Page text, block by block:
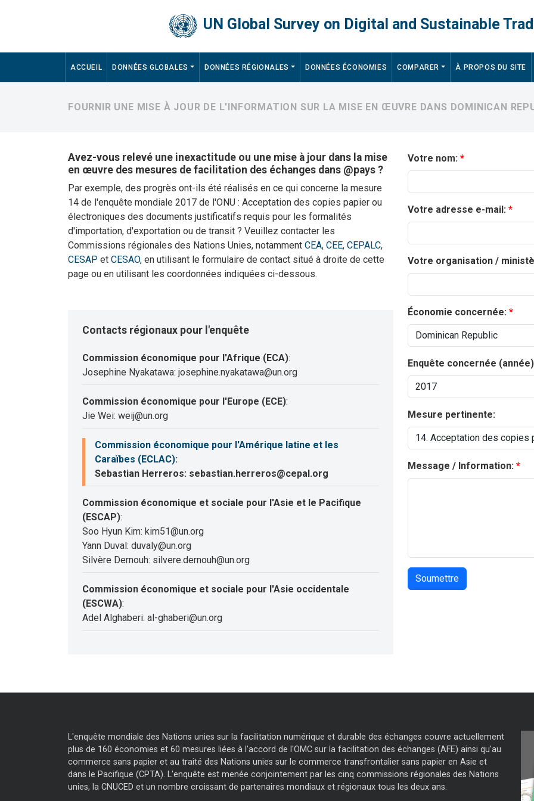
UN Global Survey on Digital and Sustainable
Main navigation
ACCUEIL DONNÉES GLOBALES DONNÉES RÉGIONALES DONNÉES ÉCONOMIES COMPARER À PROPOS DU SITE
FOURNIR UNE MISE À JOUR DE L'INFORMATION SUR LA MISE EN ŒUVRE DANS DOMINICAN
Avez-vous relevé une inexactitude ou une mise à jour dans la mise
en œuvre des mesures de facilitation des échanges dans @pays ?
Par exemple, des progrès ont-ils été réalisés en ce qui concerne la mesure
14 de l'enquête mondiale 2017 de l'ONU : Acceptation des copies papier ou
électroniques des documents justificatifs requis pour les formalités
d'importation, d'exportation ou de transit ? Veuillez contacter les
Commissions régionales des Nations Unies, notamment CEA, CEE, CEPALC,
CESAP et CESAO, en utilisant le formulaire de contact situé à droite de cette
page ou en utilisant les coordonnées indiquées ci-dessous.
Contacts régionaux pour l'enquête
Commission économique pour l'Afrique (ECA):
Josephine Nyakatawa: josephine.nyakatawa@un.org
Commission économique pour l'Europe (ECE):
Jie Wei: weij@un.org
Commission économique pour l'Amérique latine et les
Caraïbes (ECLAC):
Sebastian Herreros: sebastian.herreros@cepal.org
Commission économique et sociale pour l'Asie et le Pacifique
(ESCAP):
Soo Hyun Kim: kim51@un.org
Yann Duval: duvaly@un.org
Silvère Dernouh: silvere.dernouh@un.org
Commission économique et sociale pour l'Asie occidentale
(ESCWA):
Adel Alghaberi: al-ghaberi@un.org
Votre nom:
Votre adresse e-mail:
Votre organisation /
Économie concernée:
Enquête concernée
Mesure pertinente:
Message / Information:
L'enquête mondiale des Nations unies sur la facilitation numérique et durable des échanges couvre actuellement
plus de 160 économies et 60 mesures liées à l'accord de l'OMC sur la facilitation des échanges (AFE) ainsi qu'au
commerce sans papier et au traité des Nations unies sur le commerce transfrontalier sans papier en Asie et
dans le Pacifique (CPTA). L'enquête est menée conjointement par les cinq commissions régionales des Nations
unies, la CNUCED et un nombre croissant de partenaires mondiaux et régionaux tous les deux ans.